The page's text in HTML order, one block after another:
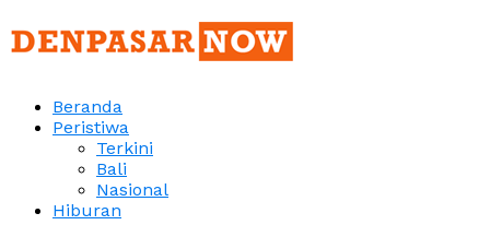
Beranda
Peristiwa
Terkini
Bali
Nasional
Hiburan